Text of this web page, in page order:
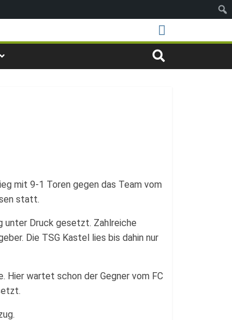
mit 9-1 Toren gegen das Team vom
statt.
unter Druck gesetzt. Zahlreiche
Die TSG Kastel lies bis dahin nur
Hier wartet schon der Gegner vom FC